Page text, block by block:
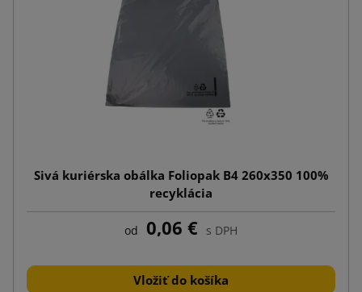
Sivá kuriérska obálka Foliopak B4 260x350 100%
recyklácia
od 0,06 € s DPH
Vložiť do košíka